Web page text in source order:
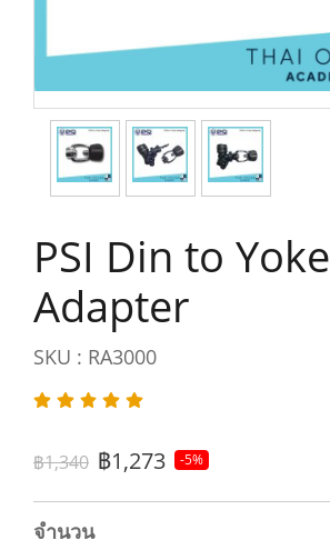
PSI Din to Yoke
Adapter
SKU : RA3000
฿1,340 ฿1,273 -5%
จำนวน